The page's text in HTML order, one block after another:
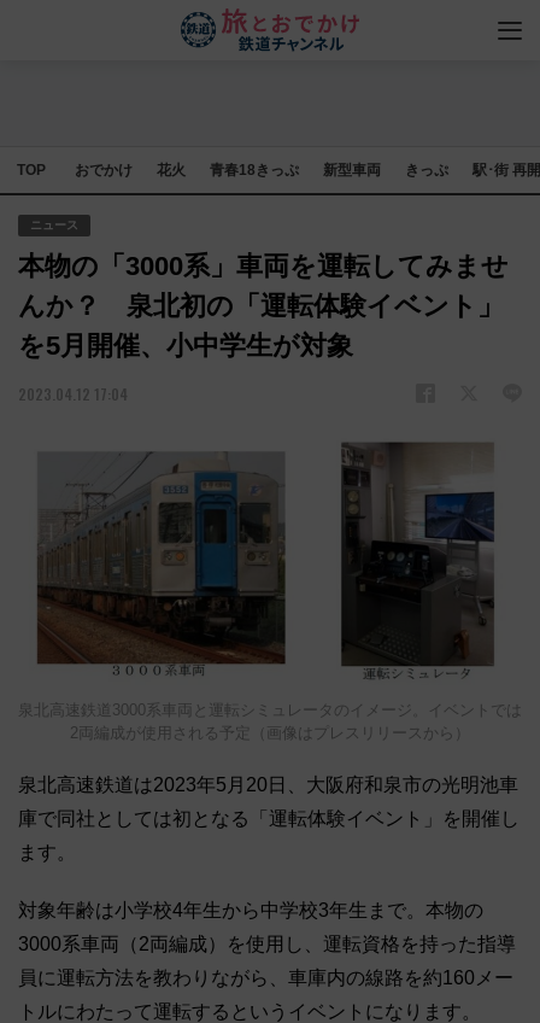
TOP おでかけ 花火 青春18きっぷ 新型車両 きっぷ 駅･街 再
ニュース
本物の「3000系」車両を運転してみませ
んか？ 泉北初の「運転体験イベント」
を5月開催、小中学生が対象
2023.04.12 17:04
泉北高速鉄道3000系車両と運転シミュレータのイメージ。イベントでは
2両編成が使用される予定（画像はプレスリリースから）
泉北高速鉄道は2023年5月20日、大阪府和泉市の光明池車
庫で同社としては初となる「運転体験イベント」を開催し
ます。
対象年齢は小学校4年生から中学校3年生まで。本物の
3000系車両（2両編成）を使用し、運転資格を持った指導
員に運転方法を教わりながら、車庫内の線路を約160メー
トルにわたって運転するというイベントになります。